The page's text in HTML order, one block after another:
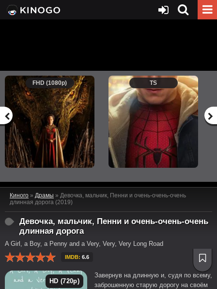
FHD (1080p) TS
Киного » Драмы » Девочка, мальчик, Пенни и очень-очень-очень
длинная дорога (2019)
Девочка, мальчик, Пенни и очень-очень-очень
длинная дорога
A Girl, a Boy, a Penny and a Very, Very, Very Long Road
IMDB: 6.6
HD (720p)
Завернув на длинную и, судя по всему,
заброшенную старую дорогу на своём